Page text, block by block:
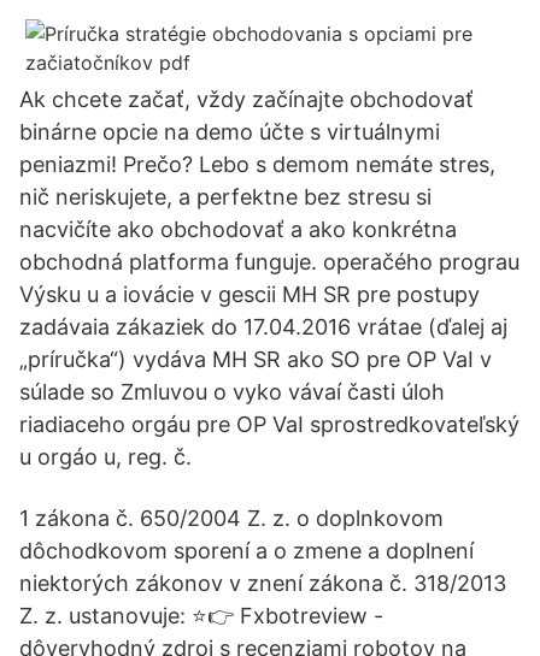
Ak chcete začať, vždy začínajte obchodovať
binárne opcie na demo účte s virtuálnymi
peniazmi! Prečo? Lebo s demom nemáte stres,
nič neriskujete, a perfektne bez stresu si
nacvičíte ako obchodovať a ako konkrétna
obchodná platforma funguje. operačého prograu
Výsku u a iovácie v gescii MH SR pre postupy
zadávaia zákaziek do 17.04.2016 vrátae (ďalej aj
„príručka“) vydáva MH SR ako SO pre OP VaI v
súlade so Zmluvou o vyko vávaí časti úloh
riadiaceho orgáu pre OP VaI sprostredkovateľský
u orgáo u, reg. č.
1 zákona č. 650/2004 Z. z. o doplnkovom
dôchodkovom sporení a o zmene a doplnení
niektorých zákonov v znení zákona č. 318/2013
Z. z. ustanovuje: ⭐👉 Fxbotreview -
dôveryhodný zdroj s recenziami robotov na